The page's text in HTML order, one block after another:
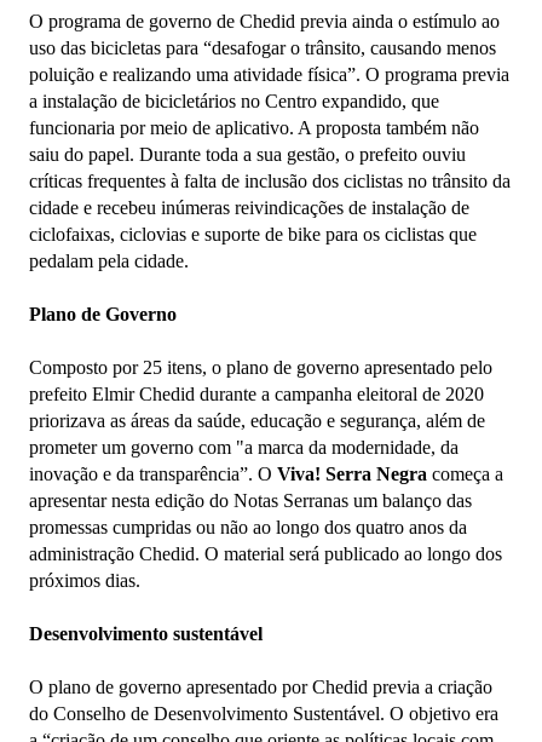
O programa de governo de Chedid previa ainda o estímulo ao
uso das bicicletas para “desafogar o trânsito, causando menos
poluição e realizando uma atividade física”. O programa previa
a instalação de bicicletários no Centro expandido, que
funcionaria por meio de aplicativo. A proposta também não
saiu do papel. Durante toda a sua gestão, o prefeito ouviu
críticas frequentes à falta de inclusão dos ciclistas no trânsito da
cidade e recebeu inúmeras reivindicações de instalação de
ciclofaixas, ciclovias e suporte de bike para os ciclistas que
pedalam pela cidade.
Plano de Governo
Composto por 25 itens, o plano de governo apresentado pelo
prefeito Elmir Chedid durante a campanha eleitoral de 2020
priorizava as áreas da saúde, educação e segurança, além de
prometer um governo com "a marca da modernidade, da
inovação e da transparência”. O Viva! Serra Negra começa a
apresentar nesta edição do Notas Serranas um balanço das
promessas cumpridas ou não ao longo dos quatro anos da
administração Chedid. O material será publicado ao longo dos
próximos dias.
Desenvolvimento sustentável
O plano de governo apresentado por Chedid previa a criação
do Conselho de Desenvolvimento Sustentável. O objetivo era